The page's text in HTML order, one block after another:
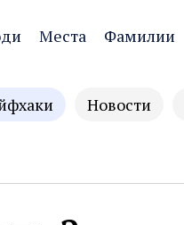
Места Фамилии
Новости